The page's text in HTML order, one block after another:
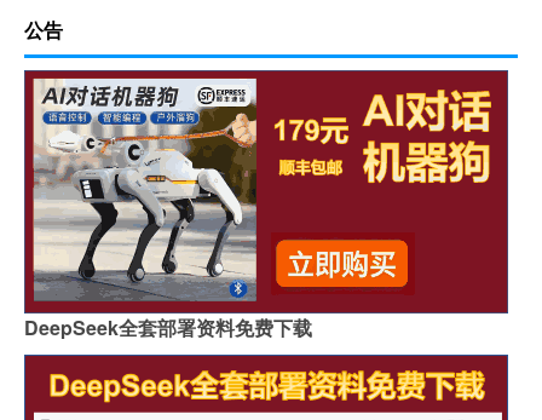
公告
DeepSeek全套部署资料免费下载